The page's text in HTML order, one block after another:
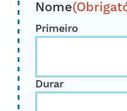
Nome
Primeiro
Durar